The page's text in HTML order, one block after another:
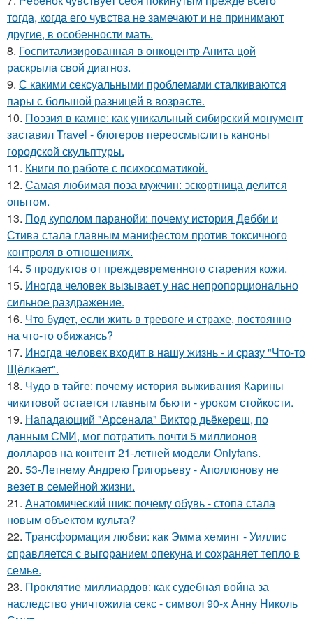
тогда, когда его чувства не замечают и не принимают
другие, в особенности мать.
8. Госпитализированная в онкоцентр Анита цой
раскрыла свой диагноз.
9. С какими сексуальными проблемами сталкиваются
пары с большой разницей в возрасте.
10. Поэзия в камне: как уникальный сибирский монумент
заставил Travel - блогеров переосмыслить каноны
городской скульптуры.
11. Книги по работе с психосоматикой.
12. Самая любимая поза мужчин: эскортница делится
опытом.
13. Под куполом паранойи: почему история Дебби и
Стива стала главным манифестом против токсичного
контроля в отношениях.
14. 5 продуктов от преждевременного старения кожи.
15. Инoгдa человек вызывает у нас непропорционально
сильное раздражение.
16. Что будет, если жить в тревоге и страхе, постоянно
на что-то обижаясь?
17. Инoгдa чeловек входит в нашу жизнь - и сразу "Что-то
Щёлкает".
18. Чудо в тайге: почему история выживания Карины
чикитовой остается главным бьюти - уроком стойкости.
19. Нападающий "Арсенала" Виктор дьёкереш, по
данным СМИ, мог потратить почти 5 миллионов
долларов на контент 21-летней модели Onlyfans.
20. 53-Летнему Андрею Григорьеву - Аполлонову не
везет в семейной жизни.
21. Анатомический шик: почему обувь - стопа стала
новым объектом культа?
22. Трансформация любви: как Эмма хеминг - Уиллис
справляется с выгоранием опекуна и сохраняет тепло в
семье.
23. Проклятие миллиардов: как судебная война за
наследство уничтожила секс - символ 90-х Анну Николь